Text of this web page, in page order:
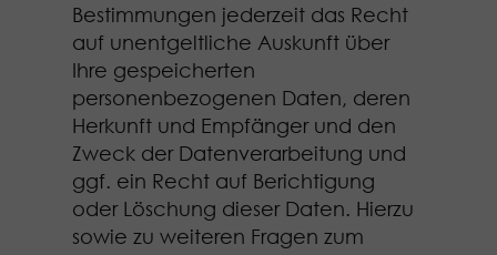
Bestimmungen jederzeit das Recht
auf unentgeltliche Auskunft über
Ihre gespeicherten
personenbezogenen Daten, deren
Herkunft und Empfänger und den
Zweck der Datenverarbeitung und
ggf. ein Recht auf Berichtigung
oder Löschung dieser Daten. Hierzu
sowie zu weiteren Fragen zum